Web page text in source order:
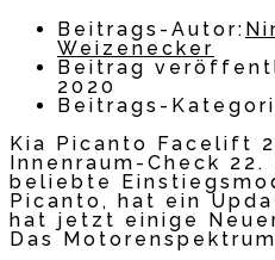
Beitrags-Autor:
Weizenecker
Beitrag
2020
Beitrags-
Kia Picanto Facelift
Innenraum-Check 22.
beliebte
Picanto, hat ein
hat jetzt einige
Das